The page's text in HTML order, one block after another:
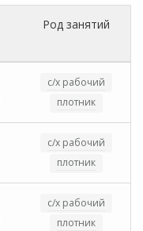
Род занятий
с/х рабочий
плотник
с/х рабочий
плотник
с/х рабочий
плотник